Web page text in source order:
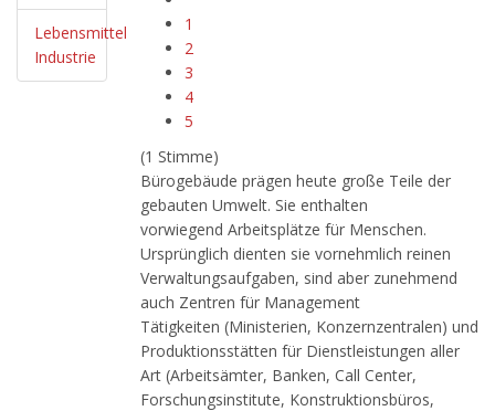
Lebensmittel
Industrie
1
2
3
4
5
(1 Stimme)
Bürogebäude prägen heute große Teile der
gebauten Umwelt. Sie enthalten
vorwiegend Arbeitsplätze für Menschen.
Ursprünglich dienten sie vornehmlich reinen
Verwaltungsaufgaben, sind aber zunehmend
auch Zentren für Management
Tätigkeiten (Ministerien, Konzernzentralen) und
Produktionsstätten für Dienstleistungen aller
Art (Arbeitsämter, Banken, Call Center,
Forschungsinstitute, Konstruktionsbüros,